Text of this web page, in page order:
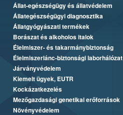
Állat-egészségügy és állatvédelem
Állategészségügyi diagnosztika
Állatgyógyászati termékek
Borászat és alkoholos italok
Élelmiszer- és takarmánybiztonság
Élelmiszerlánc-biztonsági laborhálózat
Járványvédelem
Kiemelt ügyek, EUTR
Kockázatkezelés
Mezőgazdasági genetikai erőforrások
Növényvédelem